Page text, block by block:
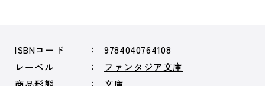
ISBNコード
9784040764108
レーベル
ファンタジア文庫